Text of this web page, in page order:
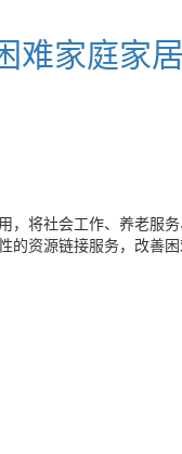
难家庭家
，将社会工作、养老服
的资源链接服务，改善